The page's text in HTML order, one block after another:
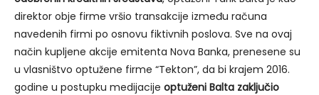
direktor obje firme vršio transakcije između računa
navedenih firmi po osnovu fiktivnih poslova. Sve na ovaj
način kupljene akcije emitenta Nova Banka, prenesene su
u vlasništvo optužene firme “Tekton”, da bi krajem 2016.
godine u postupku medijacije optuženi Balta zaključio